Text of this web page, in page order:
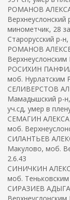
РОМАНОВ
минометчик, 28
Старорусский р-
РОМАНОВ
РОСИХИН
моб. Нурлатским
СЕЛИВЕРСТОВ
Мамадышский р-
уч.сд, умер в
СЕМАГИН
моб.
СИЛАНТЬЕВ
Макулово, моб.
2.6.43
СИНИЧКИН
моб.
СИРАЗИЕВ